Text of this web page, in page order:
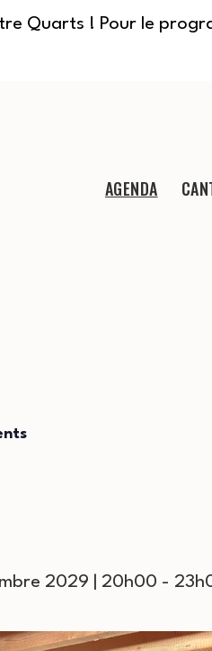
Quarts ! Pour le
AGENDA
2029 | 20h00 -